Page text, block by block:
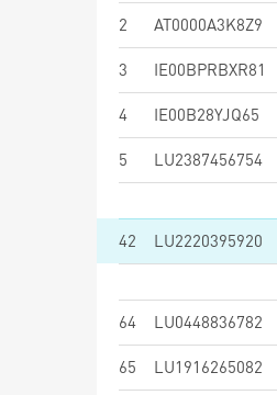
2 AT0000A3K8Z9
3 IE00BPRBXR81
4 IE00B28YJQ65
5 LU2387456754
42 LU2220395920
64 LU0448836782
65 LU1916265082